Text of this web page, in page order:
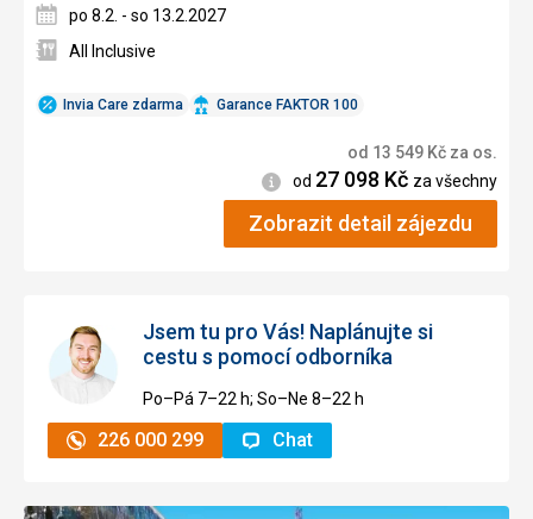
Invia Care zdarma Garance FAKTOR 100
po 8.2. - so 13.2.2027
All Inclusive
od 13 549 Kč za os.
Informace
od 27 098 Kč za všechny
Zobrazit detail zájezdu
Jsem tu pro Vás! Naplánujte si
cestu s pomocí odborníka
Po–Pá 7–⁠⁠⁠⁠⁠⁠22 h; So–Ne 8–⁠⁠⁠⁠⁠⁠22 h
226 000 299 Chat